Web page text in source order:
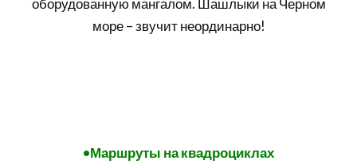
оборудованную мангалом. Шашлыки на Черном
море – звучит неординарно!
•Маршруты на квадроциклах